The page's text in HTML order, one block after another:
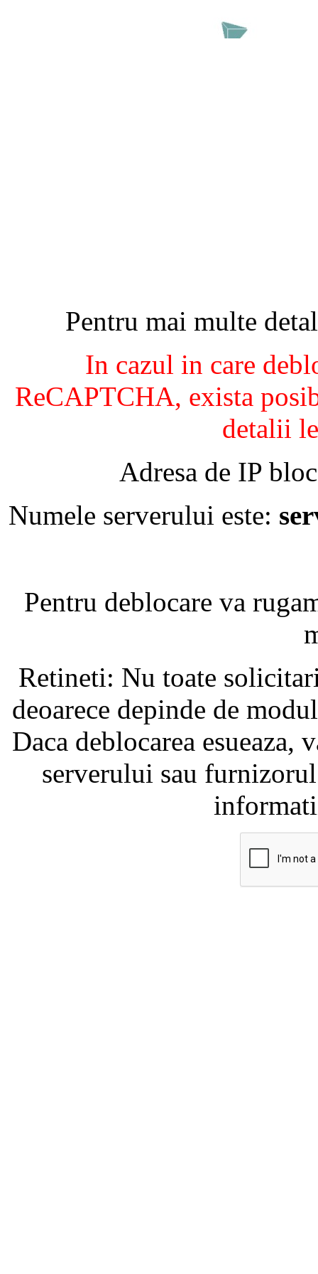
Pentru mai multe
In cazul in care
ReCAPTCHA, exista
detalii
Adresa de IP
Numele serverului este:
Pentru deblocare va
Retineti: Nu toate
deoarece depinde de
Daca deblocarea
serverului sau